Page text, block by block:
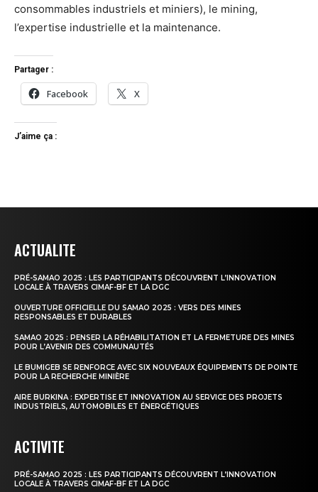
consommables industriels et miniers), le mining,
l’expertise industrielle et la maintenance.
Partager :
Facebook X
J’aime ça :
ACTUALITE
PRÉ-SAMAO 2025 : LES PARTICIPANTS DÉCOUVRENT L’INNOVATION
LOCALE À TRAVERS CIMAF-BF ET LA DGC
OUVERTURE OFFICIELLE DU SAMAO 2025 : VERS DES MINES
RESPONSABLES ET DURABLES
SAMAO 2025 : PENSER LA RÉHABILITATION ET LA FERMETURE DES MINES
POUR L’AVENIR DES COMMUNAUTÉS
LE BUMIGEB SE RENFORCE AVEC SIX NOUVEAUX ÉQUIPEMENTS DE POINTE
POUR LA RECHERCHE MINIÈRE
AIRE BURKINA : EXPERTISE ET INNOVATION AU SERVICE DES PROJETS
INDUSTRIELS, AUTOMOBILES ET ÉNERGÉTIQUES
ACTIVITE
PRÉ-SAMAO 2025 : LES PARTICIPANTS DÉCOUVRENT L’INNOVATION
LOCALE À TRAVERS CIMAF-BF ET LA DGC